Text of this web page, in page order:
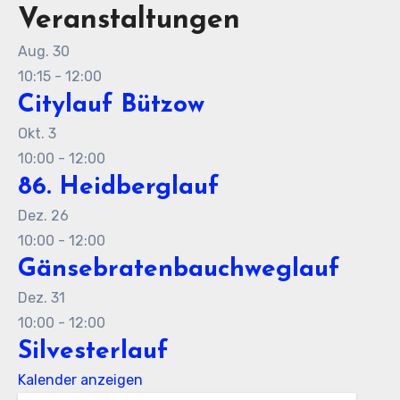
Veranstaltungen
Aug. 30
10:15- 12:00
Citylauf Bützow
Okt. 3
10:00 - 12:00
86. Heidberglauf
Dez. 26
10:00 - 12:00
Gänsebratenbauchweglauf
Dez. 31
10:00 - 12:00
Silvesterlauf
Kalender anzeigen